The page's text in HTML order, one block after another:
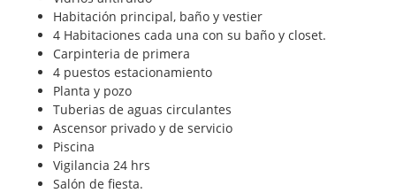
Habitación principal, baño y vestier
4 Habitaciones cada una con su baño y closet.
Carpinteria de primera
4 puestos estacionamiento
Planta y pozo
Tuberias de aguas circulantes
Ascensor privado y de servicio
Piscina
Vigilancia 24 hrs
Salón de fiesta.